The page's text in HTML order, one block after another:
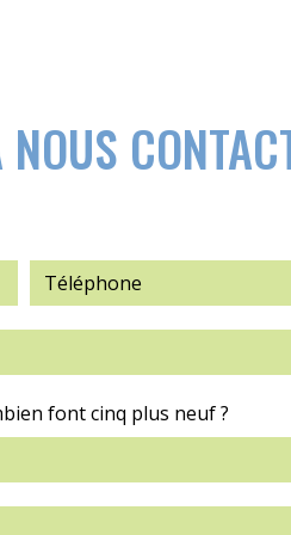
font cinq plus neuf ?